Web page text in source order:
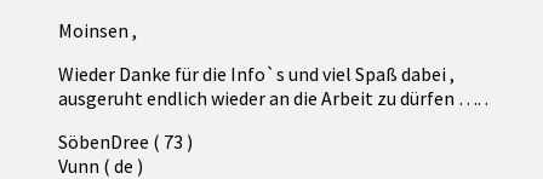
Moinsen ,
Wieder Danke für die Info`s und viel Spaß dabei ,
ausgeruht endlich wieder an die Arbeit zu dürfen …. .
SöbenDree ( 73 )
Vunn ( de )